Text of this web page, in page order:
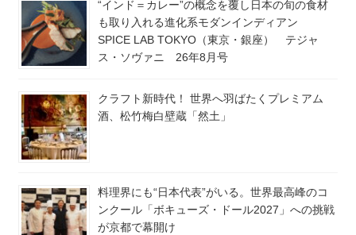
“インド＝カレー”の概念を覆し日本の旬の食材
も取り入れる進化系モダンインディアン
SPICE LAB TOKYO（東京・銀座） テジャ
ス・ソヴァニ 26年8月号
クラフト新時代！ 世界へ羽ばたくプレミアム
酒、松竹梅白壁蔵「然土」
料理界にも“日本代表”がいる。世界最高峰のコ
ンクール「ボキューズ・ドール2027」への挑戦
が京都で幕開け